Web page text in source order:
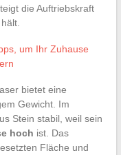
die Auftriebskraft
um Ihr Zuhause
bietet eine
Gewicht. Im
Stein stabil, weil sein
hoch ist. Das
Fläche und